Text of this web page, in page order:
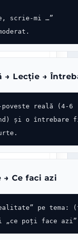
scrie-mi …”
→ Lecție →
reală (4-6
și o întrebare
Ce faci azi
pe tema:
„ce poți face